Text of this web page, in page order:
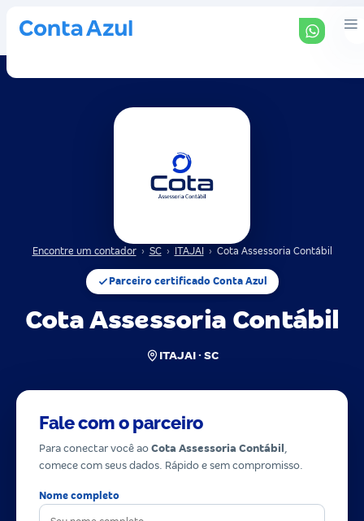
Encontre um contador › SC › ITAJAI › Cota Assessoria Contábil
Parceiro certificado Conta Azul
Cota Assessoria Contábil
ITAJAI · SC
Fale com o parceiro
Para conectar você ao Cota Assessoria Contábil ,
comece com seus dados. Rápido e sem compromisso.
Nome completo